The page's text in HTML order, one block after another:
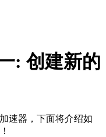
: 创建新的
速器，下面将介绍如